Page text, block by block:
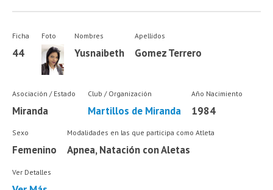
Ficha
44
Foto Nombres
Yusnaibeth
Apellidos
Gomez Terrero
Asociación / Estado
Miranda
Club / Organización
Martillos de Miranda
Año Nacimiento
1984
Sexo
Femenino
Modalidades en las que participa como Atleta
Apnea, Natación con Aletas
Ver Detalles